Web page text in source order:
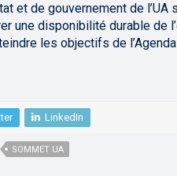
et de gouvernement de
une disponibilité durable de
les objectifs de
LinkedIn
SOMMET UA